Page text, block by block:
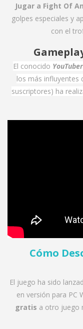
Jugar a Fight Of
golpes especiales y
con el
El conocido YouTuber
los más influyentes
suscriptores) ha
Cómo
El juego ha sido
en versión para PC
gratis a otro juego